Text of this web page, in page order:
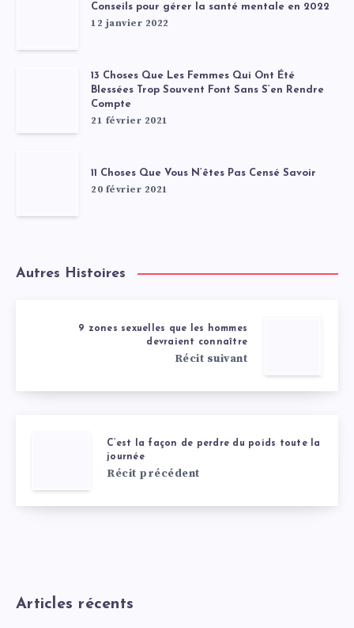
Conseils pour gérer la santé mentale en 2022
12 janvier 2022
13 Choses Que Les Femmes Qui Ont Été
Blessées Trop Souvent Font Sans S’en Rendre
Compte
21 février 2021
11 Choses Que Vous N’êtes Pas Censé Savoir
20 février 2021
Autres Histoires
9 zones sexuelles que les hommes
devraient connaître
Récit suivant
C’est la façon de perdre du poids toute la
journée
Récit précédent
Articles récents